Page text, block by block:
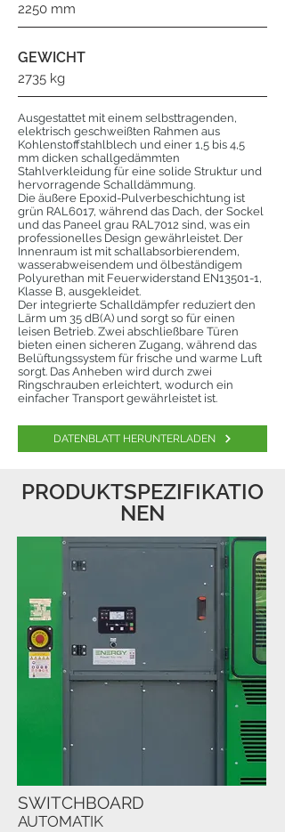
2250 mm
GEWICHT
2735 kg
Ausgestattet mit einem selbsttragenden,
elektrisch geschweißten Rahmen aus
Kohlenstoffstahlblech und einer 1,5 bis 4,5
mm dicken schallgedämmten
Stahlverkleidung für eine solide Struktur und
hervorragende Schalldämmung.
Die äußere Epoxid-Pulverbeschichtung ist
grün RAL6017, während das Dach, der Sockel
und das Paneel grau RAL7012 sind, was ein
professionelles Design gewährleistet. Der
Innenraum ist mit schallabsorbierendem,
wasserabweisendem und ölbeständigem
Polyurethan mit Feuerwiderstand EN13501-1,
Klasse B, ausgekleidet.
Der integrierte Schalldämpfer reduziert den
Lärm um 35 dB(A) und sorgt so für einen
leisen Betrieb. Zwei abschließbare Türen
bieten einen sicheren Zugang, während das
Belüftungssystem für frische und warme Luft
sorgt. Das Anheben wird durch zwei
Ringschrauben erleichtert, wodurch ein
einfacher Transport gewährleistet ist.
DATENBLATT HERUNTERLADEN
PRODUKTSPEZIFIKATIO
NEN
SWITCHBOARD
AUTOMATIK